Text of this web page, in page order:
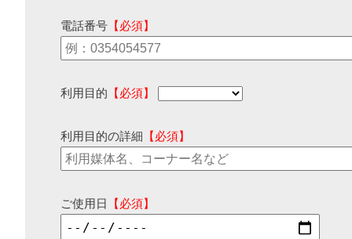
電話番号 【必須】
利用目的 【必須】
利用目的の詳細 【必須】
ご使用日 【必須】